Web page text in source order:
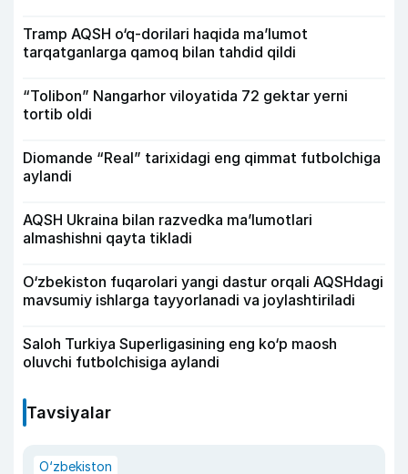
Tramp AQSH o‘q-dorilari haqida ma’lumot
tarqatganlarga qamoq bilan tahdid qildi
“Tolibon” Nangarhor viloyatida 72 gektar yerni
tortib oldi
Diomande “Real” tarixidagi eng qimmat futbolchiga
aylandi
AQSH Ukraina bilan razvedka ma’lumotlari
almashishni qayta tikladi
O‘zbekiston fuqarolari yangi dastur orqali AQSHdagi
mavsumiy ishlarga tayyorlanadi va joylashtiriladi
Saloh Turkiya Superligasining eng ko‘p maosh
oluvchi futbolchisiga aylandi
Tavsiyalar
O‘zbekiston